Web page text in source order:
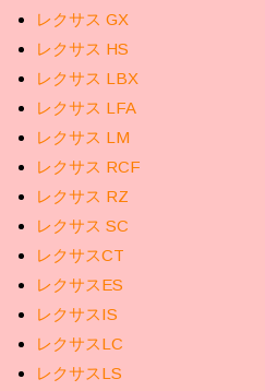
レクサス GX
レクサス HS
レクサス LBX
レクサス LFA
レクサス LM
レクサス RCF
レクサス RZ
レクサス SC
レクサスCT
レクサスES
レクサスIS
レクサスLC
レクサスLS